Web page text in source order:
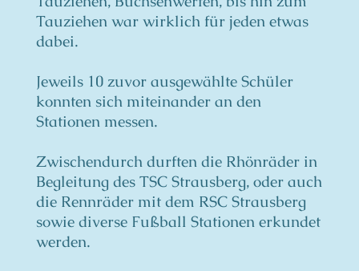
Tauziehen war wirklich für jeden etwas
dabei.
Jeweils 10 zuvor ausgewählte Schüler
konnten sich miteinander an den
Stationen messen.
Zwischendurch durften die Rhönräder in
Begleitung des TSC Strausberg, oder auch
die Rennräder mit dem RSC Strausberg
sowie diverse Fußball Stationen erkundet
werden.